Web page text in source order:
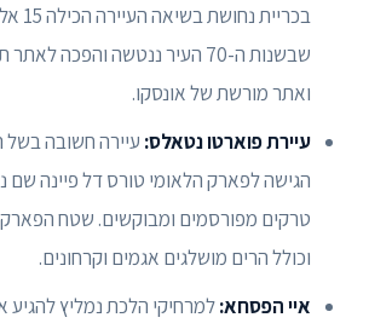
שבשנות ה-70 העיר ננטשה והפכה
ואתר מורשת של אונסקו.
עיירת פוארטו נטאלס: עיירה חשובה בשל
הגישה לפארק הלאומי טורס דל פיינה שם
וכולל הרים מושלגים אגמים וקרחונים.
איי הפסחא:למרחיקי הלכת נמליץ להגיע